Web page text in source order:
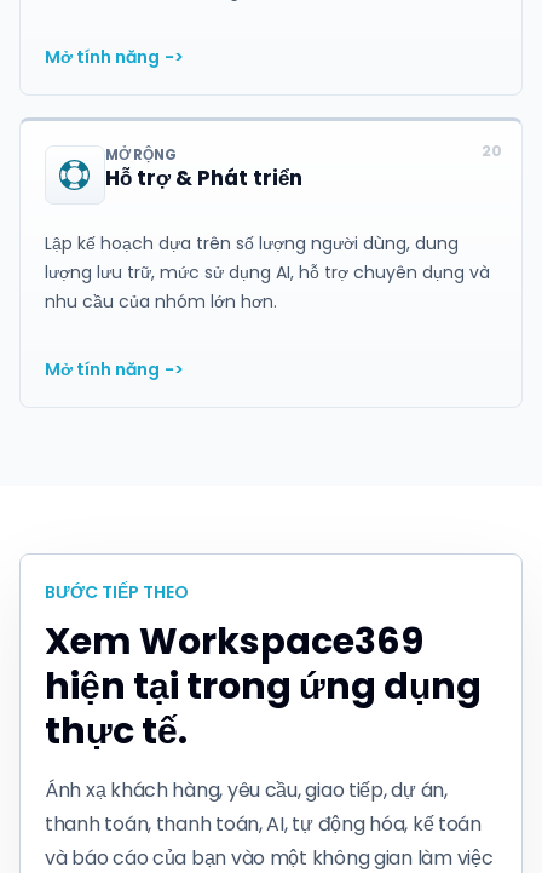
Mở tính năng ->
20
MỞ RỘNG
Hỗ trợ & Phát triển
Lập kế hoạch dựa trên số lượng người dùng, dung
lượng lưu trữ, mức sử dụng AI, hỗ trợ chuyên dụng và
nhu cầu của nhóm lớn hơn.
Mở tính năng ->
BƯỚC TIẾP THEO
Xem Workspace369
hiện tại trong ứng dụng
thực tế.
Ánh xạ khách hàng, yêu cầu, giao tiếp, dự án,
thanh toán, thanh toán, AI, tự động hóa, kế toán
và báo cáo của bạn vào một không gian làm việc